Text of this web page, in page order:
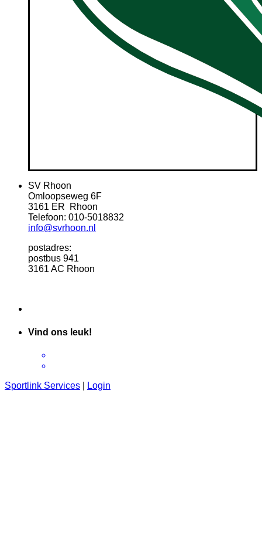
SV Rhoon
Omloopseweg 6F
3161 ER Rhoon
Telefoon: 010-5018832
info@svrhoon.nl
postadres:
postbus 941
3161 AC Rhoon
Vind ons leuk!
Sportlink Services Login